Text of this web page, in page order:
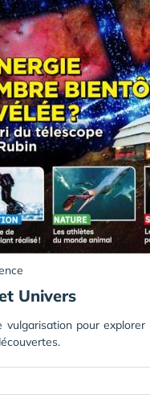
Univers
vulgarisation pour explorer